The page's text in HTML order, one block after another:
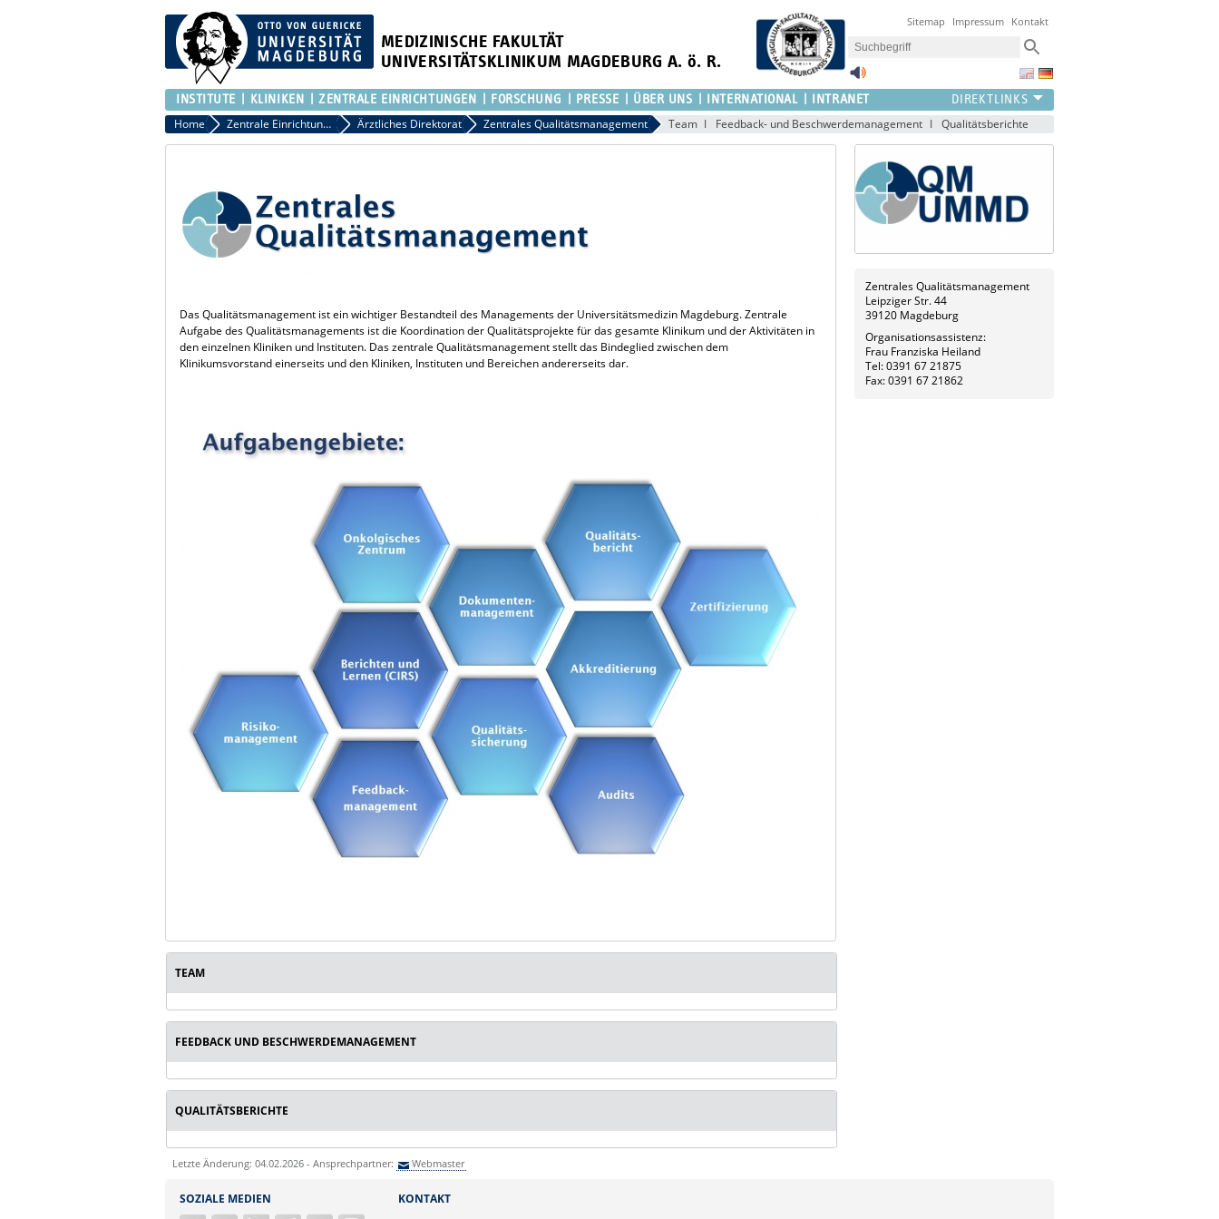
MEDIZINISCHE FAKULTÄT
UNIVERSITÄTSKLINIKUM MAGDEBURG A. ö. R.
Sitemap Impressum Kontakt
INSTITUTE KLINIKEN ZENTRALE EINRICHTUNGEN FORSCHUNG PRESSE ÜBER UNS INTERNATIONAL INTRANET
Home Zentrale Einrichtungen Ärztliches Direktorat Zentrales Qualitätsmanagement Team Feedback- und Beschwerdemanagement Qualitätsberichte
Das Qualitätsmanagement ist ein wichtiger Bestandteil des Managements der Universitätsmedizin Magdeburg. Zentrale
Aufgabe des Qualitätsmanagements ist die Koordination der Qualitätsprojekte für das gesamte Klinikum und der Aktivitäten in
den einzelnen Kliniken und Instituten. Das zentrale Qualitätsmanagement stellt das Bindeglied zwischen dem
Klinikumsvorstand einerseits und den Kliniken, Instituten und Bereichen andererseits dar.
TEAM
FEEDBACK UND BESCHWERDEMANAGEMENT
QUALITÄTSBERICHTE
Zentrales Qualitätsmanagement
Leipziger Str. 44
39120 Magdeburg
Organisationsassistenz:
Frau Franziska Heiland
Tel: 0391 67 21875
Fax: 0391 67 21862
Letzte Änderung: 04.02.2026 - Ansprechpartner: Webmaster
SOZIALE MEDIEN KONTAKT